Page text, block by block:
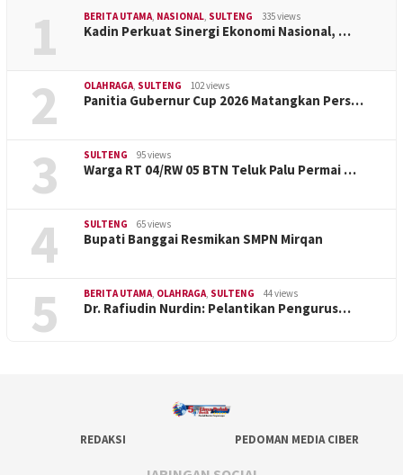
1 BERITA UTAMA, NASIONAL, SULTENG 335 views
Kadin Perkuat Sinergi Ekonomi Nasional, …
2 OLAHRAGA, SULTENG 102 views
Panitia Gubernur Cup 2026 Matangkan Pers…
3 SULTENG 95 views
Warga RT 04/RW 05 BTN Teluk Palu Permai …
4 SULTENG 65 views
Bupati Banggai Resmikan SMPN Mirqan
5 BERITA UTAMA, OLAHRAGA, SULTENG 44 views
Dr. Rafiudin Nurdin: Pelantikan Pengurus…
REDAKSI PEDOMAN MEDIA CIBER